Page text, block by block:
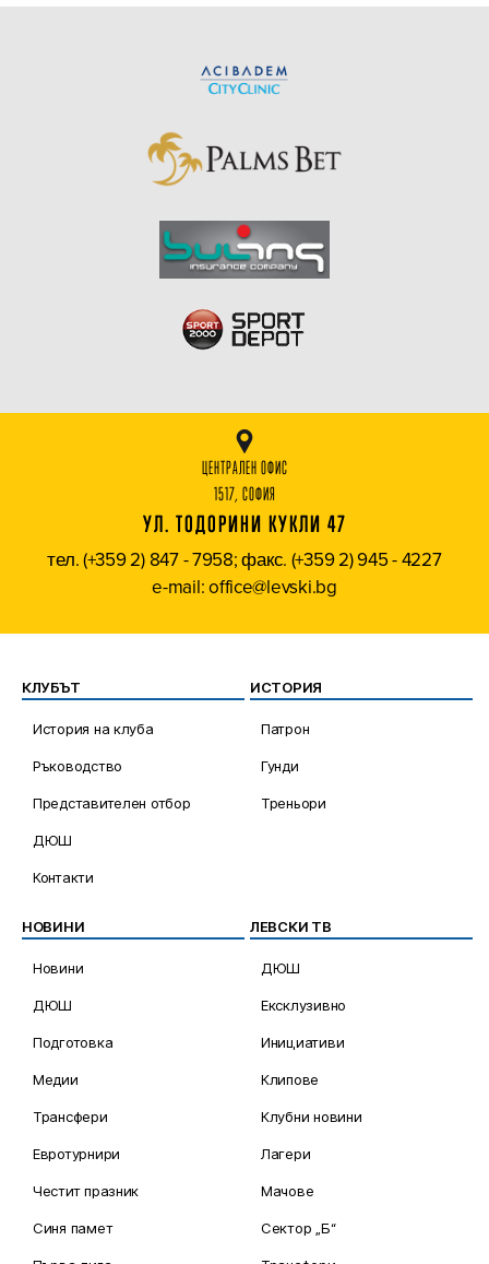
ЦЕНТРАЛЕН ОФИС
1517, СОФИЯ
УЛ. ТОДОРИНИ КУКЛИ 47
тел. (+359 2) 847 - 7958; факс. (+359 2) 945 - 4227
e-mail: office@levski.bg
КЛУБЪТ
История на клуба
Ръководство
Представителен отбор
ДЮШ
Контакти
ИСТОРИЯ
Патрон
Гунди
Треньори
НОВИНИ
Новини
ДЮШ
Подготовка
Медии
Трансфери
Евротурнири
Честит празник
Синя памет
ЛЕВСКИ ТВ
ДЮШ
Ексклузивно
Инициативи
Клипове
Клубни новини
Лагери
Мачове
Сектор „Б“